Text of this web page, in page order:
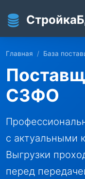
Главная База
СЗФО
с актуальными
Выгрузки
перед